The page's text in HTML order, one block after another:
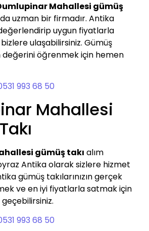
Mahallesi gümüş
uzman bir firmadır. Antika
değerlendirip uygun fiyatlarla
ulaşabilirsiniz. Gümüş
değerini öğrenmek için hemen
993 68 50
Mahallesi
gümüş takı alım
Antika olarak sizlere hizmet
gümüş takılarınızın gerçek
ve en iyi fiyatlarla satmak için
993 68 50